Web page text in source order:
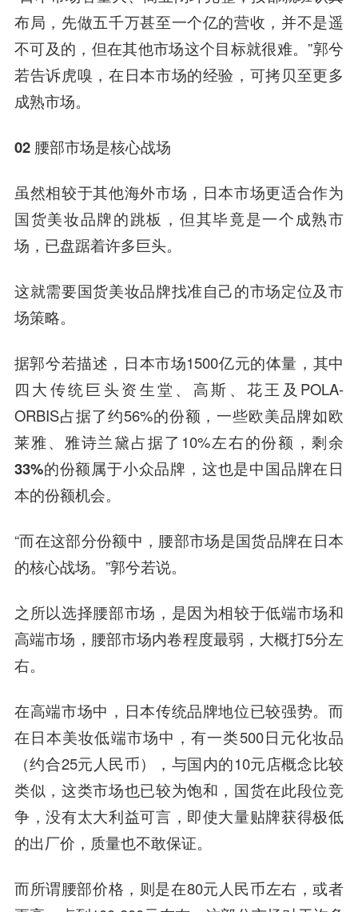
布局，先做五千万甚至一个亿的营收，并不是遥
不可及的，但在其他市场这个目标就很难。 ”郭兮
若告诉虎嗅，在日本市场的经验，可拷贝至更多
成熟市场。
02 腰部市场是核心战场
虽然相较于其他海外市场，日本市场更适合作为
国货美妆品牌的跳板，但其毕竟是一个成熟市
场，已盘踞着许多巨头。
这就需要国货美妆品牌找准自己的市场定位及市
场策略。
据郭兮若描述，日本市场1500亿元的体量，其中
四大传统巨头资生堂、高斯、花王及POLA-
ORBIS占据了约56%的份额，一些欧美品牌如欧
莱雅、雅诗兰黛占据了10%左右的份额，剩余
33%的份额属于小众品牌 ， 这也是中国品牌在日
本的份额机会。
“而在这部分份额中，腰部市场是国货品牌在日本
的核心战场。”郭兮若说。
之所以选择腰部市场，是因为相较于低端市场和
高端市场，腰部市场内卷程度最弱，大概打5分左
右。
在高端市场中，日本传统品牌地位已较强势。而
在日本美妆低端市场中，有一类500日元化妆品
（约合25元人民币），与国内的10元店概念比较
类似，这类市场也已较为饱和，国货在此段位竞
争，没有太大利益可言，即使大量贴牌获得极低
的出厂价，质量也不敢保证。
而所谓腰部价格，则是在80元人民币左右，或者